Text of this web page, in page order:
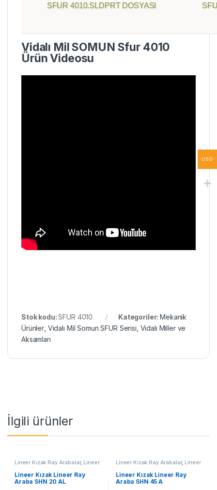
SFUR 4010.SLDPRT DOSYASI
Vidalı Mil SOMUN Sfur 4010
Ürün Videosu
Stok kodu:SFUR 4010 Kategoriler:Mekanik
Ürünler Vidalı Mil Somun SFUR Serisi Vidalı Miller ve
Aksamları
İlgili ürünler
Lineer Kızak Ray Arabalar, Lineer
Mekanik Ürünler
Lineer Kızak Lineer Ray
Araba SHN 20 AL
Lineer Kızak Ray Arabalar, Lineer
Ürünler
Lineer Kızak Lineer Ray
Araba SHN 45 A
USD